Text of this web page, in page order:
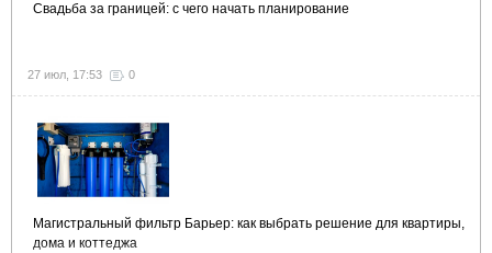
Свадьба за границей: с чего начать планирование
27 июл, 17:53 0
Магистральный фильтр Барьер: как выбрать решение для квартиры,
дома и коттеджа